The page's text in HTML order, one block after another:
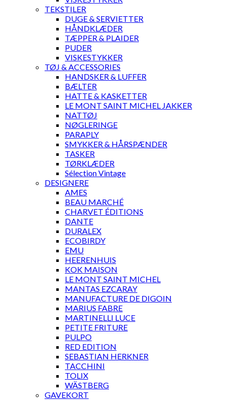
TEKSTILER
DUGE & SERVIETTER
HÅNDKLÆDER
TÆPPER & PLAIDER
PUDER
VISKESTYKKER
TØJ & ACCESSORIES
HANDSKER & LUFFER
BÆLTER
HATTE & KASKETTER
LE MONT SAINT MICHEL JAKKER
NATTØJ
NØGLERINGE
PARAPLY
SMYKKER & HÅRSPÆNDER
TASKER
TØRKLÆDER
Sélection Vintage
DESIGNERE
AMES
BEAU MARCHÉ
CHARVET ÉDITIONS
DANTE
DURALEX
ECOBIRDY
EMU
HEERENHUIS
KOK MAISON
LE MONT SAINT MICHEL
MANTAS EZCARAY
MANUFACTURE DE DIGOIN
MARIUS FABRE
MARTINELLI LUCE
PETITE FRITURE
PULPO
RED EDITION
SEBASTIAN HERKNER
TACCHINI
TOLIX
WÄSTBERG
GAVEKORT